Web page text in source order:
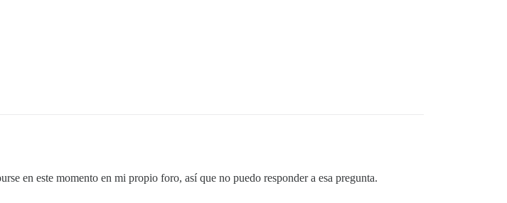
en este momento en mi propio foro, así que no puedo responder a esa pregunta.